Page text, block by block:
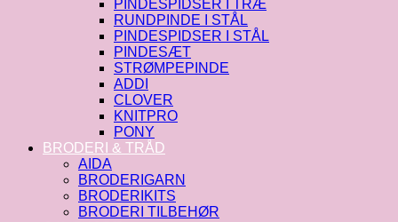
PINDESPIDSER I TRÆ
RUNDPINDE I STÅL
PINDESPIDSER I STÅL
PINDESÆT
STRØMPEPINDE
ADDI
CLOVER
KNITPRO
PONY
BRODERI & TRÅD
AIDA
BRODERIGARN
BRODERIKITS
BRODERI TILBEHØR